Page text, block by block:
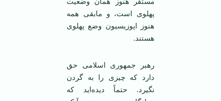
پهلوی است، و مابقی همه
هنوز اپوزیسیون وضع پهلوی
هستند.
رهبر جمهوری اسلامی حق
دارد که چیزی را به گردن
نگیرد. حتماً دیده‌اید که